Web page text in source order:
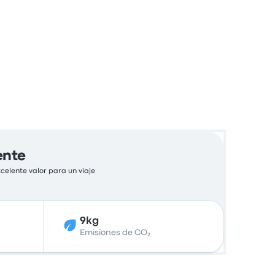
valor para un viaje
9kg
Emisiones de CO₂